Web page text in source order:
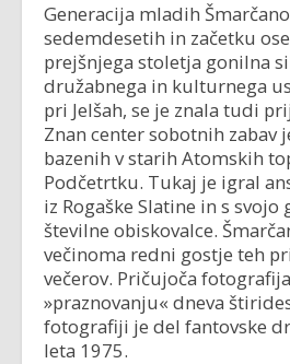
Generacija mladih
sedemdesetih in začetku
prejšnjega stoletja gonilna
družabnega in kulturnega
pri Jelšah, se je znala tudi
Znan center sobotnih zabav
bazenih v starih Atomskih
Podčetrtku. Tukaj je igral
iz Rogaške Slatine in s
številne obiskovalce.
večinoma redni gostje teh
večerov. Pričujoča
»praznovanju« dneva
fotografiji je del fantovske
leta 1975.